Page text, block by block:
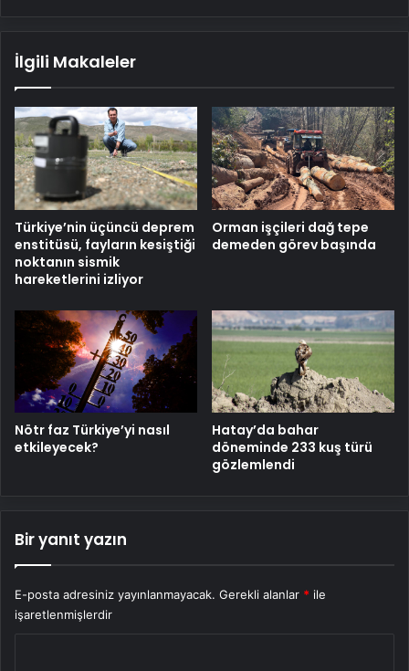
İlgili Makaleler
Türkiye’nin üçüncü deprem
enstitüsü, fayların kesiştiği
noktanın sismik
hareketlerini izliyor
Orman işçileri dağ tepe
demeden görev başında
Nötr faz Türkiye’yi nasıl
etkileyecek?
Hatay’da bahar
döneminde 233 kuş türü
gözlemlendi
Bir yanıt yazın
E-posta adresiniz yayınlanmayacak. Gerekli alanlar * ile
işaretlenmişlerdir